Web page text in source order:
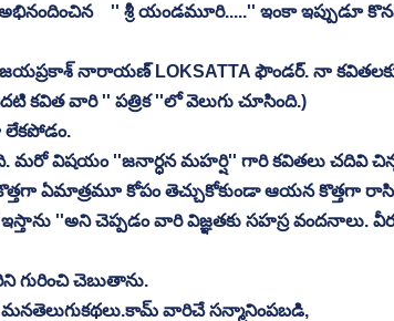
'' శ్రీ యండమూరి.....'' ఇంకా ఇప్పుడూ
నారాయణ్ LOKSATTA ఫౌండర్. నా కవితలకు
కవిత వారి '' పత్రిక ''లో వెలుగు చూసింది.)
లేకపోడం.
మరో విషయం ''జనార్ధన మహర్షి'' గారి కవితలు చదివి
కొత్తగా ఏమాత్రమూ కోపం తెచ్చుకోకుండా ఆయన కొత్తగా
''అని చెప్పడం వారి విజ్ఞతకు సహస్ర వందనాలు.
గురించి చెబుతాను.
వారిచే సన్మానింపబడి,